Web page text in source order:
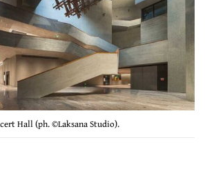
Hall (ph. ©Laksana Studio).